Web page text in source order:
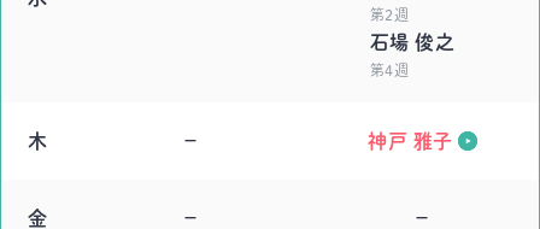
第2週
石場 俊之
第4週
木 － 神戸 雅子
金 － －